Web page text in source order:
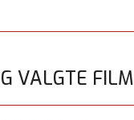
VALGTE FILM